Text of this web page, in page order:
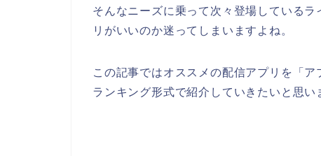
そんなニーズに乗って次々登場している
リがいいのか迷ってしまいますよね。
この記事ではオススメの配信アプリを「
ランキング形式で紹介していきたいと思い